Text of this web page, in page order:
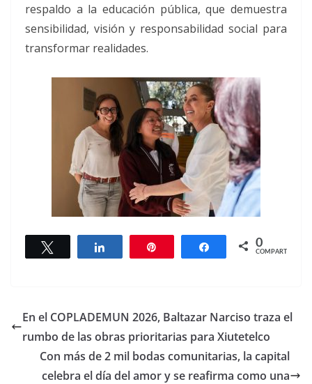
respaldo a la educación pública, que demuestra
sensibilidad, visión y responsabilidad social para
transformar realidades.
Twittear Compartir Compartir
0
COMPARTIR
En el COPLADEMUN 2026, Baltazar Narciso traza el
rumbo de las obras prioritarias para Xiutetelco
Con más de 2 mil bodas comunitarias, la capital
celebra el día del amor y se reafirma como una